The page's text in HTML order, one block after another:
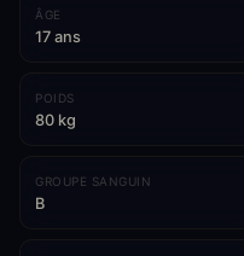
ÂGE
17 ans
POIDS
80 kg
GROUPE SANGUIN
B